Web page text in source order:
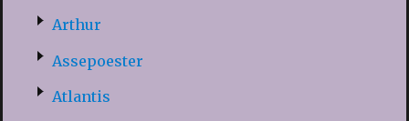
Arthur
Assepoester
Atlantis